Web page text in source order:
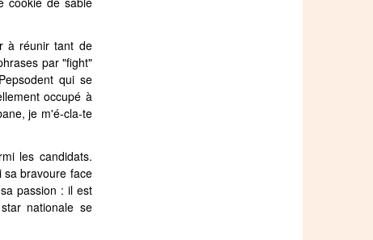
à réunir tant de
par "fight"
qui se
occupé à
je m'é-cla-te
les candidats.
sa bravoure face
passion : il est
nationale se